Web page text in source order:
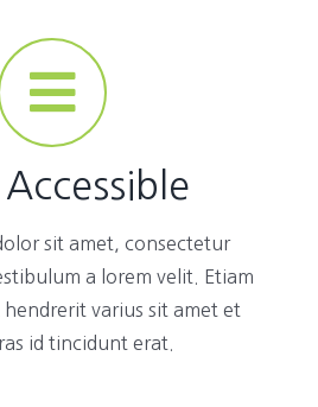
Accessible
sit amet, consectetur
a lorem velit. Etiam
varius sit amet et
id tincidunt erat.